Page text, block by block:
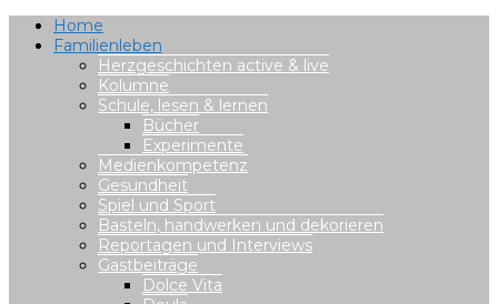
Home
Familienleben
Herzgeschichten active & live
Kolumne
Schule, lesen & lernen
Bücher
Experimente
Medienkompetenz
Gesundheit
Spiel und Sport
Basteln, handwerken und dekorieren
Reportagen und Interviews
Gastbeiträge
Dolce Vita